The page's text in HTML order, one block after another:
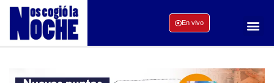
En vivo